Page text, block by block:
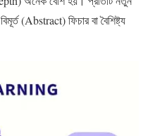
(Abstract) ফিচার বা বৈশিষ্ট্য